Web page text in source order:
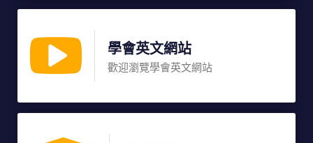
學會英文網站
歡迎瀏覽學會英文網站